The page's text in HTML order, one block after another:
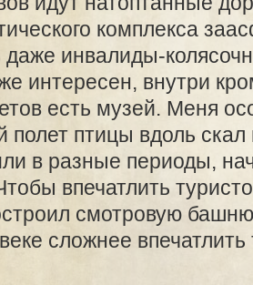
комплекса
даже инвалиды-
интересен, внутри
есть музей. Меня
полет птицы вдоль
в разные периоды,
впечатлить
смотровую
сложнее впечатлить